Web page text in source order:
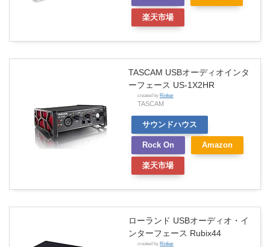
楽天市場
TASCAM USBオーディオインタ
ーフェース US-1X2HR
created by Rinker
TASCAM
サウンドハウス
Rock On Amazon
楽天市場
ローランド USBオーディオ・イ
ンターフェース Rubix44
created by Rinker